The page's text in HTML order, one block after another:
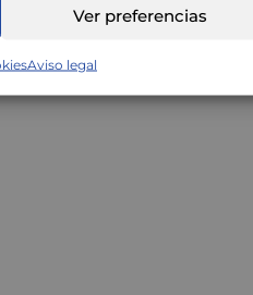
Ver preferencias
Aviso legal